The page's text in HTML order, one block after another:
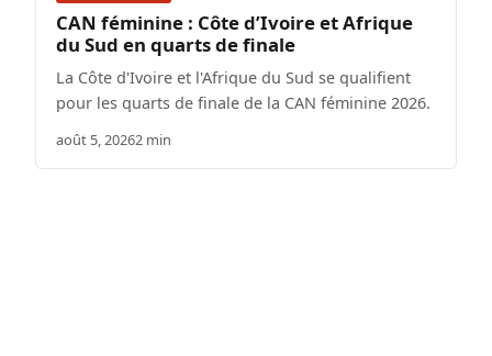
CAN féminine : Côte d’Ivoire et Afrique
du Sud en quarts de finale
La Côte d'Ivoire et l'Afrique du Sud se qualifient
pour les quarts de finale de la CAN féminine 2026.
août 5, 20262 min